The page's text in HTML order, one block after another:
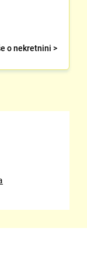
o nekretnini >